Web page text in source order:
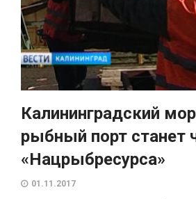
Калининградский
рыбный порт станет
«Нацрыбресурса»
01.11.2017